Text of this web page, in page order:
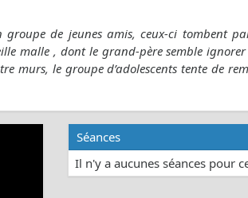
de jeunes amis, ceux-ci tombent
malle , dont le grand-père semble ignorer
murs, le groupe d’adolescents tente de
Séances
Il n'y a aucunes séances pour